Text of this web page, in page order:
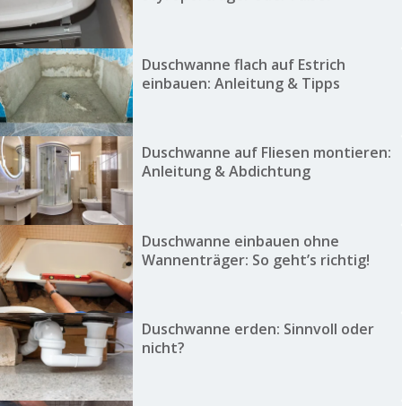
Duschwanne flach auf Estrich
einbauen: Anleitung & Tipps
Duschwanne auf Fliesen montieren:
Anleitung & Abdichtung
Duschwanne einbauen ohne
Wannenträger: So geht’s richtig!
Duschwanne erden: Sinnvoll oder
nicht?